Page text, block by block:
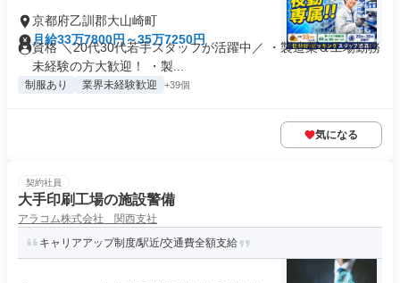
京都府乙訓郡大山崎町
月給33万7800円～35万7250円
資格 ＼20代30代若手スタッフが活躍中／ ・製造業＆工場勤務
未経験の方大歓迎！ ・製...
制服あり 業界未経験歓迎 +39個
気になる
契約社員
大手印刷工場の施設警備
アラコム株式会社 関西支社
キャリアアップ制度/駅近/交通費全額支給